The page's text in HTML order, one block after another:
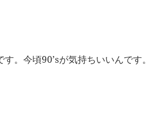
。今頃90’sが気持ちいいんです。